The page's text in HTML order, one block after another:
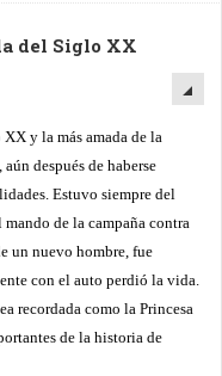
del Siglo XX
y la más amada de la
después de haberse
Estuvo siempre del
de la campaña contra
un nuevo hombre, fue
con el auto perdió la vida.
recordada como la Princesa
de la historia de